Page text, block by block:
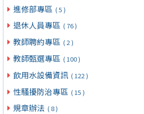
進修部專區 ( 5 )
退休人員專區 ( 76 )
教師聘約專區 ( 2 )
教師甄選專區 ( 100 )
飲用水設備資訊 ( 122 )
性騷擾防治專區 ( 15 )
規章辦法 ( 8 )